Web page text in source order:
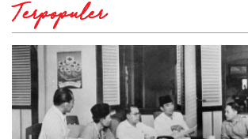
Terpopuler